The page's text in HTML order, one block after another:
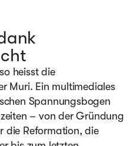
heisst die
Muri. Ein multimediales
Spannungsbogen
– von der Gründung
die Reformation, die